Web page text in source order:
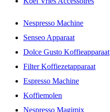
Nespresso Machine
Senseo Apparaat
Dolce Gusto Koffieapparaat
Filter Koffiezetapparaat
Espresso Machine
Koffiemolen
Nespresso Magimix